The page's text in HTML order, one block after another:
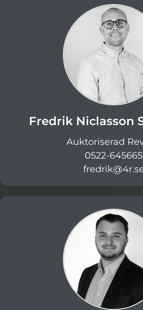
Fredrik Niclasson
Auktoriserad
0522-645665